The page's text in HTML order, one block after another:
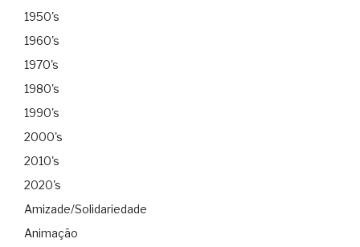
1950's
1960's
1970's
1980's
1990's
2000's
2010's
2020's
Amizade/Solidariedade
Animação